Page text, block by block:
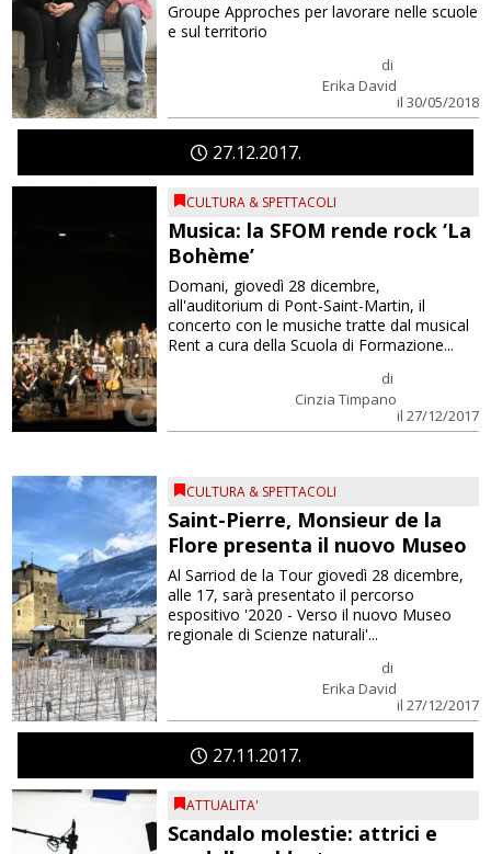
di
Erika David
il 30/05/2018
Groupe Approches per lavorare nelle scuole
e sul territorio
27 12 2017
CULTURA & SPETTACOLI
Musica: la SFOM rende rock ‘La
Bohème’
di
Cinzia Timpano
il 27/12/2017
Domani, giovedì 28 dicembre,
all'auditorium di Pont-Saint-Martin, il
concerto con le musiche tratte dal musical
Rent a cura della Scuola di Formazione...
CULTURA & SPETTACOLI
Saint-Pierre, Monsieur de la
Flore presenta il nuovo Museo
di
Erika David
il 27/12/2017
Al Sarriod de la Tour giovedì 28 dicembre,
alle 17, sarà presentato il percorso
espositivo '2020 - Verso il nuovo Museo
regionale di Scienze naturali'...
27 11 2017
ATTUALITA'
Scandalo molestie: attrici e